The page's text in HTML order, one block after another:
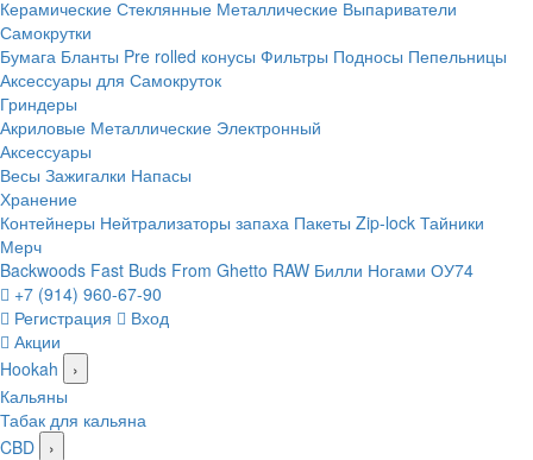
Керамические Стеклянные Металлические Выпариватели
Самокрутки
Бумага Бланты Pre rolled конусы Фильтры Подносы Пепельницы
Аксессуары для Самокруток
Гриндеры
Акриловые Металлические Электронный
Аксессуары
Весы Зажигалки Напасы
Хранение
Контейнеры Нейтрализаторы запаха Пакеты Zip-lock Тайники
Мерч
Backwoods Fast Buds From Ghetto RAW Билли Ногами ОУ74
+7 (914) 960-67-90
Регистрация
Вход
Акции
Hookah
›
Кальяны
Табак для кальяна
CBD
›